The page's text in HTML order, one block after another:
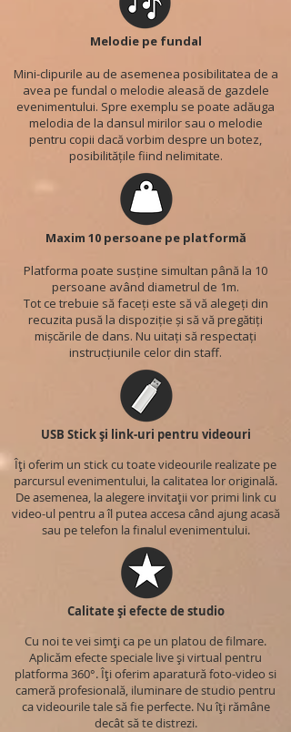
Melodie pe fundal
Mini-clipurile au de asemenea posibilitatea de a
avea pe fundal o melodie aleasă de gazdele
evenimentului. Spre exemplu se poate adăuga
melodia de la dansul mirilor sau o melodie
pentru copii dacă vorbim despre un botez,
posibilitățile fiind nelimitate.
Maxim 10 persoane pe platformă
Platforma poate susține simultan până la 10
persoane având diametrul de 1m.
Tot ce trebuie să faceți este să vă alegeți din
recuzita pusă la dispoziție și să vă pregătiți
mișcările de dans. Nu uitați să respectați
instrucțiunile celor din staff.
USB Stick și link-uri pentru videouri
Îți oferim un stick cu toate videourile realizate pe
parcursul evenimentului, la calitatea lor originală.
De asemenea, la alegere invitații vor primi link cu
video-ul pentru a îl putea accesa când ajung acasă
sau pe telefon la finalul evenimentului.
Calitate și efecte de studio
Cu noi te vei simți ca pe un platou de filmare.
Aplicăm efecte speciale live și virtual pentru
platforma 360°. Îți oferim aparatură foto-video si
cameră profesională, iluminare de studio pentru
ca videourile tale să fie perfecte. Nu îți rămâne
decât să te distrezi.